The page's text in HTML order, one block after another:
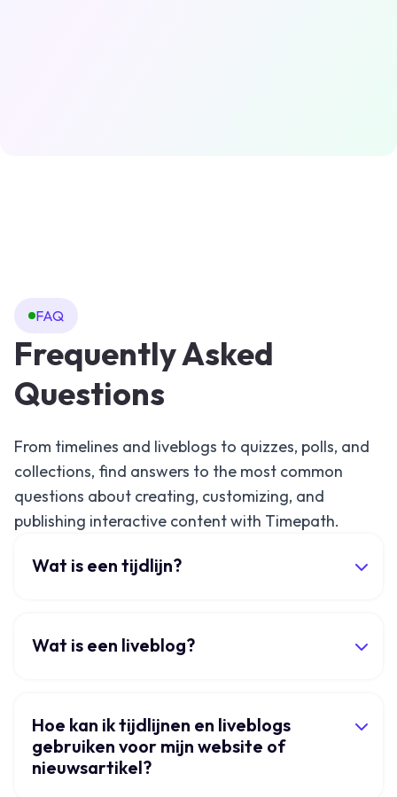
FAQ
Frequently Asked
Questions
From timelines and liveblogs to quizzes, polls, and
collections, find answers to the most common
questions about creating, customizing, and
publishing interactive content with Timepath.
Wat is een tijdlijn?
Wat is een liveblog?
Hoe kan ik tijdlijnen en liveblogs
gebruiken voor mijn website of
nieuwsartikel?